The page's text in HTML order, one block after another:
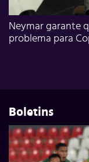
Neymar garante
problema para
Boletins